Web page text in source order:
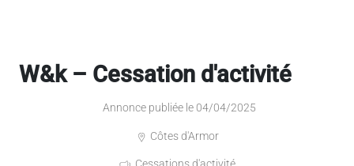
W&k – Cessation d'activité
Annonce publiée le 04/04/2025
Côtes d'Armor